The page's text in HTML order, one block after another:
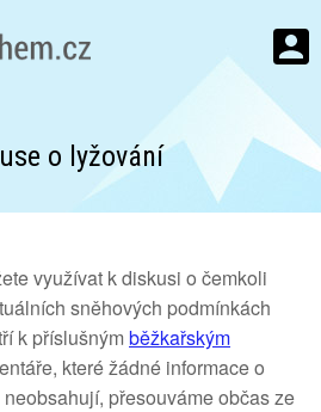
o lyžování
využívat k diskusi o čemkoli
sněhových podmínkách
k příslušnýmběžkařským
které žádné informace o
přesouváme občas ze